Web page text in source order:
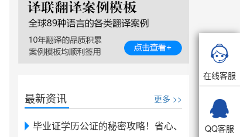
最新资讯 更多 >>
毕业证学历公证的秘密攻略！省心、省力、省时

在线客服

QQ客服